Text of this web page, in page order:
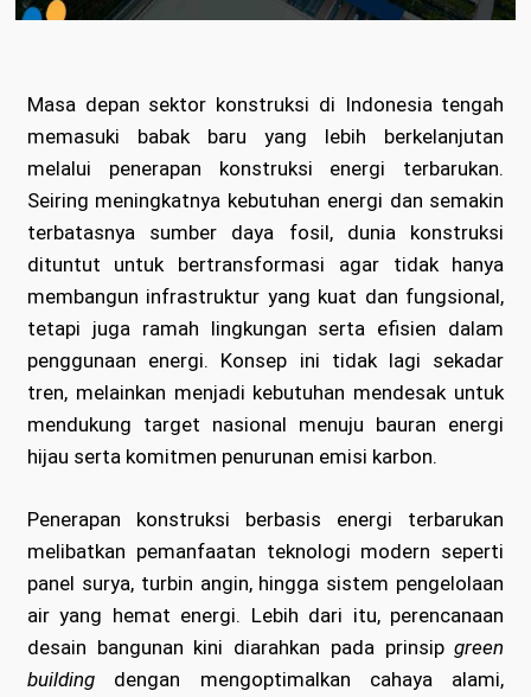
Masa depan sektor konstruksi di Indonesia tengah
memasuki babak baru yang lebih berkelanjutan
melalui penerapan konstruksi energi terbarukan.
Seiring meningkatnya kebutuhan energi dan semakin
terbatasnya sumber daya fosil, dunia konstruksi
dituntut untuk bertransformasi agar tidak hanya
membangun infrastruktur yang kuat dan fungsional,
tetapi juga ramah lingkungan serta efisien dalam
penggunaan energi. Konsep ini tidak lagi sekadar
tren, melainkan menjadi kebutuhan mendesak untuk
mendukung target nasional menuju bauran energi
hijau serta komitmen penurunan emisi karbon.
Penerapan konstruksi berbasis energi terbarukan
melibatkan pemanfaatan teknologi modern seperti
panel surya, turbin angin, hingga sistem pengelolaan
air yang hemat energi. Lebih dari itu, perencanaan
desain bangunan kini diarahkan pada prinsipgreen
buildingdengan mengoptimalkan cahaya alami,